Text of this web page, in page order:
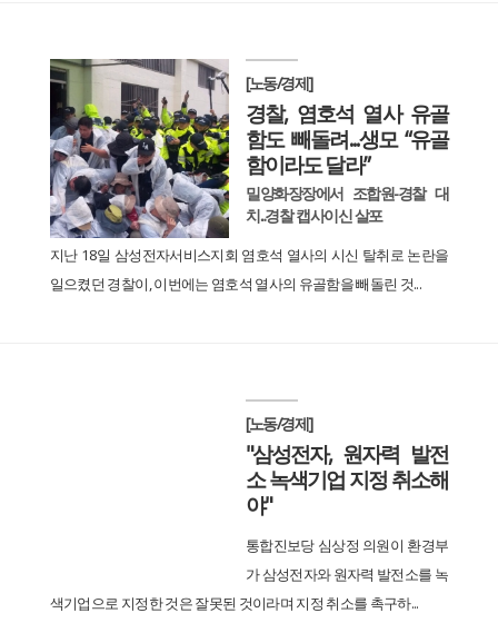
[노동/경제]
경찰, 염호석 열사 유골
함도 빼돌려...생모 “유골
함이라도 달라”
밀양화장장에서 조합원-경찰 대
치...경찰 캡사이신 살포
지난 18일 삼성전자서비스지회 염호석 열사의 시신 탈취로 논란을
일으켰던 경찰이, 이번에는 염호석 열사의 유골함을 빼돌린 것...
[노동/경제]
"삼성전자, 원자력 발전
소 녹색기업 지정 취소해
야"
통합진보당 심상정 의원이 환경부
가 삼성전자와 원자력 발전소를 녹
색기업으로 지정한 것은 잘못된 것이라며 지정 취소를 촉구하...